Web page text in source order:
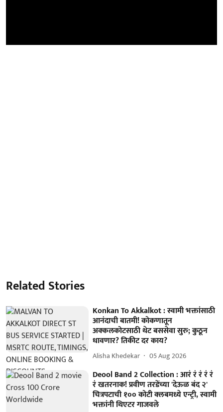
Related Stories
Konkan To Akkalkot : स्वामी भक्तांसाठी
आनंदाची बातमी! कोकणातून
अक्कलकोटसाठी थेट बससेवा सुरु; कुठून
धावणार? तिकीट दर काय?
Alisha Khedekar 05 Aug 2026
Deool Band 2 Collection : आरं रं रं रं रं
रं खतरनाक! प्रवीण तरडेंच्या 'देऊळ बंद २'
चित्रपटाची १०० कोटी क्लबमध्ये एन्ट्री, स्वामी
भक्तांनी थिएटर गाजवले